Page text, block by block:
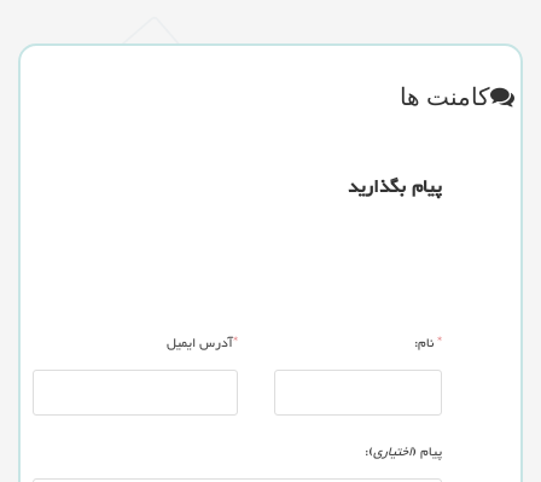
کامنت ها
پیام بگذارید
*نام: *آدرس ایمیل
پیام (اختیاری):